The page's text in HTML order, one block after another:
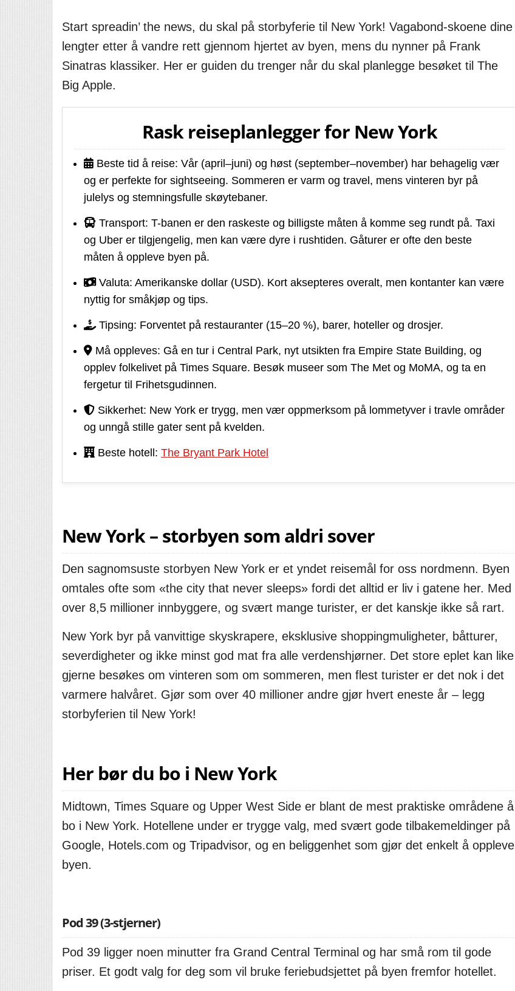
Start spreadin’ the news, du skal på storbyferie til New York! Vagabond-skoene dine
lengter etter å vandre rett gjennom hjertet av byen, mens du nynner på Frank
Sinatras klassiker. Her er guiden du trenger når du skal planlegge besøket til The
Big Apple.
Rask reiseplanlegger for New York
Beste tid å reise: Vår (april–juni) og høst (september–november) har behagelig vær
og er perfekte for sightseeing. Sommeren er varm og travel, mens vinteren byr på
julelys og stemningsfulle skøytebaner.
Transport: T-banen er den raskeste og billigste måten å komme seg rundt på. Taxi
og Uber er tilgjengelig, men kan være dyre i rushtiden. Gåturer er ofte den beste
måten å oppleve byen på.
Valuta: Amerikanske dollar (USD). Kort aksepteres overalt, men kontanter kan være
nyttig for småkjøp og tips.
Tipsing: Forventet på restauranter (15–20 %), barer, hoteller og drosjer.
Må oppleves: Gå en tur i Central Park, nyt utsikten fra Empire State Building, og
opplev folkelivet på Times Square. Besøk museer som The Met og MoMA, og ta en
fergetur til Frihetsgudinnen.
Sikkerhet: New York er trygg, men vær oppmerksom på lommetyver i travle områder
og unngå stille gater sent på kvelden.
Beste hotell: The Bryant Park Hotel
New York – storbyen som aldri sover
Den sagnomsuste storbyen New York er et yndet reisemål for oss nordmenn. Byen
omtales ofte som «the city that never sleeps» fordi det alltid er liv i gatene her. Med
over 8,5 millioner innbyggere, og svært mange turister, er det kanskje ikke så rart.
New York byr på vanvittige skyskrapere, eksklusive shoppingmuligheter, båtturer,
severdigheter og ikke minst god mat fra alle verdenshjørner. Det store eplet kan like
gjerne besøkes om vinteren som om sommeren, men flest turister er det nok i det
varmere halvåret. Gjør som over 40 millioner andre gjør hvert eneste år – legg
storbyferien til New York!
Her bør du bo i New York
Midtown, Times Square og Upper West Side er blant de mest praktiske områdene å
bo i New York. Hotellene under er trygge valg, med svært gode tilbakemeldinger på
Google, Hotels.com og Tripadvisor, og en beliggenhet som gjør det enkelt å oppleve
byen.
Pod 39 (3-stjerner)
Pod 39 ligger noen minutter fra Grand Central Terminal og har små rom til gode
priser. Et godt valg for deg som vil bruke feriebudsjettet på byen fremfor hotellet.